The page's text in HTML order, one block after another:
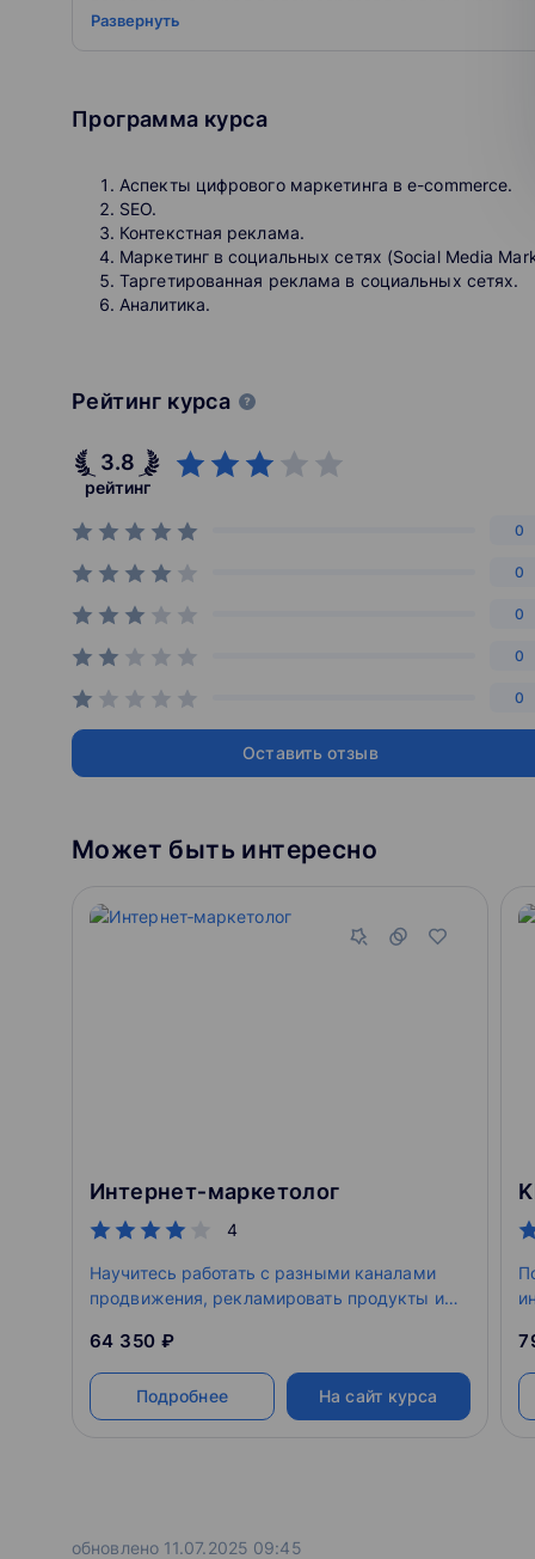
five additional points when applying for master’s and
«Открытое образование» – это образовательная
российских вузов, которые объединили свои
Любой пользователь может совершенно
университетов России, а студенты российских
Развернуть
Программа курса
Аспекты цифрового маркетинга в e-commerce.
SEO.
Контекстная реклама.
Маркетинг в социальных сетях (Social Media
Таргетированная реклама в социальных сетях.
Аналитика.
Рейтинг курса
3.8
рейтинг
0
0
0
0
0
Оставить отзыв
Может быть интересно
Интернет‑маркетолог
4
Научитесь работать с разными каналами
продвижения, рекламировать продукты и
погрузитесь в повседневные задачи
маркетолога — это поможет привлекать
клиентов для бизнеса уже во время
обучения
64 350 ₽
Подробнее На сайт курса
обновлено 11.07.2025 09:45